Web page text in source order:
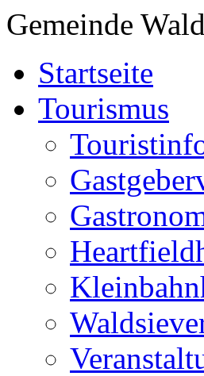
Gemeinde
Startseite
Tourismus